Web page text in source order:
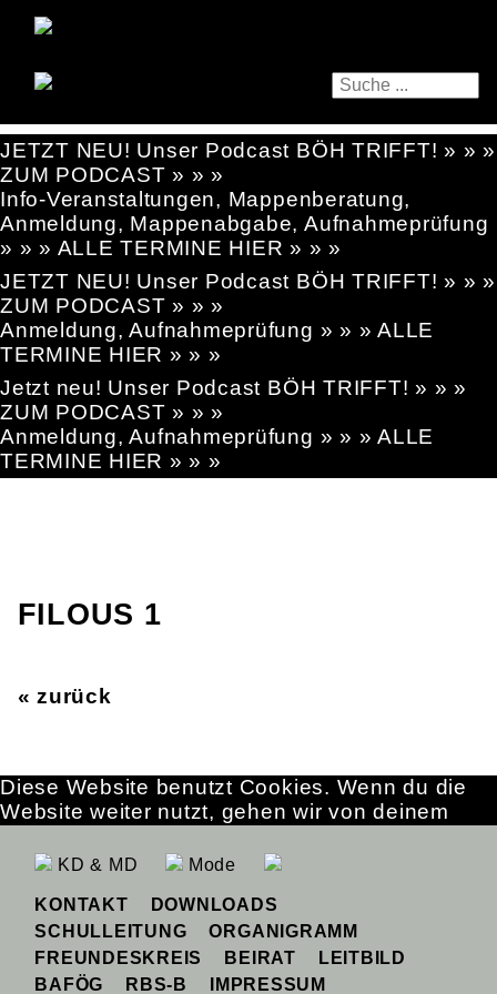
JETZT NEU! Unser Podcast BÖH TRIFFT! » » »
ZUM PODCAST » » »
Info-Veranstaltungen, Mappenberatung,
Anmeldung, Mappenabgabe, Aufnahmeprüfung
» » » ALLE TERMINE HIER » » »
JETZT NEU! Unser Podcast BÖH TRIFFT! » » »
ZUM PODCAST » » »
Anmeldung, Aufnahmeprüfung » » » ALLE
TERMINE HIER » » »
Jetzt neu! Unser Podcast BÖH TRIFFT! » » »
ZUM PODCAST » » »
Anmeldung, Aufnahmeprüfung » » » ALLE
TERMINE HIER » » »
FILOUS 1
« zurück
KD & MD Mode
KONTAKT
DOWNLOADS
SCHULLEITUNG
ORGANIGRAMM
FREUNDESKREIS
BEIRAT
LEITBILD
BAFÖG
RBS-B IMPRESSUM
Diese Website benutzt Cookies. Wenn du die
Website weiter nutzt, gehen wir von deinem